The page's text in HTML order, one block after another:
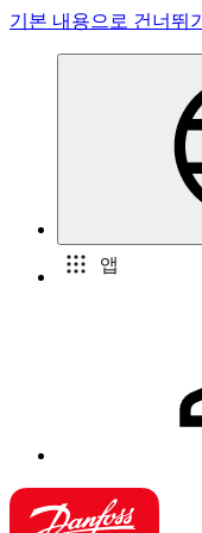
기본 내용으로 건너뛰기
앱